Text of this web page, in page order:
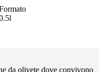
da olivete dove convivono